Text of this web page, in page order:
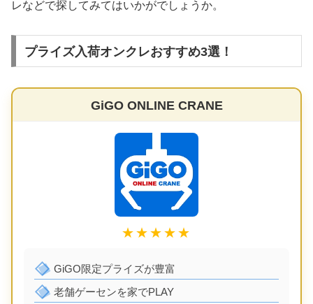
レなどで探してみてはいかがでしょうか。
プライズ入荷オンクレおすすめ3選！
GiGO ONLINE CRANE
★★★★★
GiGO限定プライズが豊富
老舗ゲーセンを家でPLAY